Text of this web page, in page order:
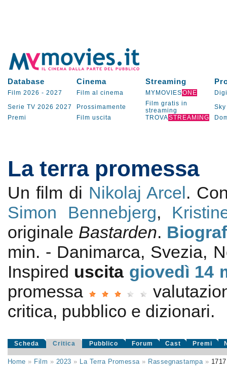
Database Cinema Streaming
Film 2026 - 2027 Film al cinema MYMOVIESONE
Serie TV 2026 2027 Prossimamente
Film gratis in
streaming
Sky
Premi
Film uscita TROVASTREAMING
La terra promessa
Un film di Nikolaj Arcel.
Simon Bennebjerg,
originale Bastarden.
min. - Danimarca, Svezia,
Inspired uscita giovedì 14
promessa
critica, pubblico e dizionari.
Scheda Critica Pubblico Forum Cast Premi
Home » Film » 2023 » La Terra Promessa» Rassegnastampa»